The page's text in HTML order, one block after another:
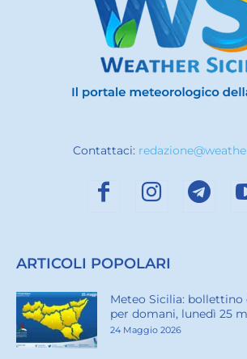
Contattaci:
ARTICOLI POPOLARI
Meteo Sicilia:
per domani, lunedì 25
24 Maggio 2026